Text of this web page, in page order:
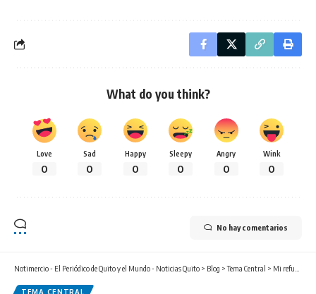
What do you think?
Love
0
Sad
0
Happy
0
Sleepy
0
Angry
0
Wink
0
No hay comentarios
Notimercio - El Periódico de Quito y el Mundo - Noticias Quito > Blog >Tema Central > Mi refugio en La Carolina
TEMA CENTRAL